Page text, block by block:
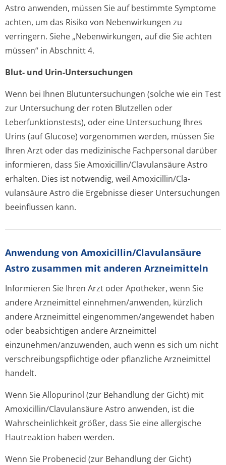
Astro anwenden, müssen Sie auf bestimmte Symptome
achten, um das Risiko von Nebenwirkungen zu
verringern. Siehe „Nebenwirkungen, auf die Sie achten
müssen“ in Abschnitt 4.
Blut- und Urin-Untersuchungen
Wenn bei Ihnen Blutuntersuchungen (solche wie ein Test
zur Untersuchung der roten Blutzellen oder
Leberfunktion­stests), oder eine Untersuchung Ihres
Urins (auf Glucose) vorgenommen werden, müssen Sie
Ihren Arzt oder das medizinische Fachpersonal darüber
informieren, dass Sie Amoxicillin/Cla­vulansäure Astro
erhalten. Dies ist notwendig, weil Amoxicillin/Cla­
vulansäure Astro die Ergebnisse dieser Untersuchungen
beeinflussen kann.
Anwendung von Amoxicillin/Cla­vulansäure
Astro zusammen mit anderen Arzneimitteln
Informieren Sie Ihren Arzt oder Apotheker, wenn Sie
andere Arzneimittel einnehmen/anwenden, kürzlich
andere Arzneimittel eingenommen/an­gewendet haben
oder beabsichtigen andere Arzneimittel
einzunehmen/an­zuwenden, auch wenn es sich um nicht
verschreibungspflichti­ge oder pflanzliche Arzneimittel
handelt.
Wenn Sie Allopurinol (zur Behandlung der Gicht) mit
Amoxicillin/Cla­vulansäure Astro anwenden, ist die
Wahrscheinlichkeit größer, dass Sie eine allergische
Hautreaktion haben werden.
Wenn Sie Probenecid (zur Behandlung der Gicht)